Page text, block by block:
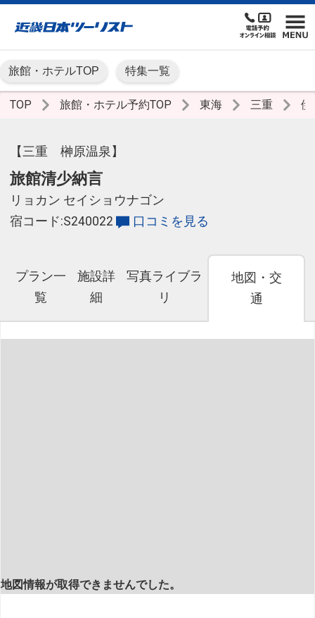
旅館・ホテルTOP 特集一覧
TOP 旅館・ホテル予約TOP 東海 三重 伊
【三重 榊原温泉】
旅館清少納言
リョカン セイショウナゴン
宿コード:S240022
口コミを見る
プラン一
覧
施設詳
細
写真ライブラ
リ
地図・交
通
地図情報が取得できませんでした。